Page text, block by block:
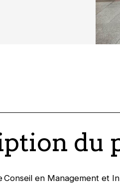
du
Conseil en Management et